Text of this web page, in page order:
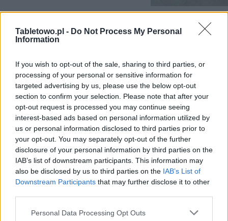
Tabletowo.pl - Do Not Process My Personal
Information
If you wish to opt-out of the sale, sharing to third parties, or
processing of your personal or sensitive information for
targeted advertising by us, please use the below opt-out
section to confirm your selection. Please note that after your
opt-out request is processed you may continue seeing
interest-based ads based on personal information utilized by
us or personal information disclosed to third parties prior to
your opt-out. You may separately opt-out of the further
disclosure of your personal information by third parties on the
IAB’s list of downstream participants. This information may
also be disclosed by us to third parties on the IAB’s List of
Downstream Participants that may further disclose it to other
Please note that this website/app uses one or more Google
Personal Data Processing Opt Outs
Recenzja Mova
odkurzacz
mopujący
podgrzewa wodę
do 80°C!
Co wspólnego z tym wszystkim ma
Disney?
W sieci po raz kolejnyprzypomianoo tym, że
Midjourney znalazło się na celowniku wielkich